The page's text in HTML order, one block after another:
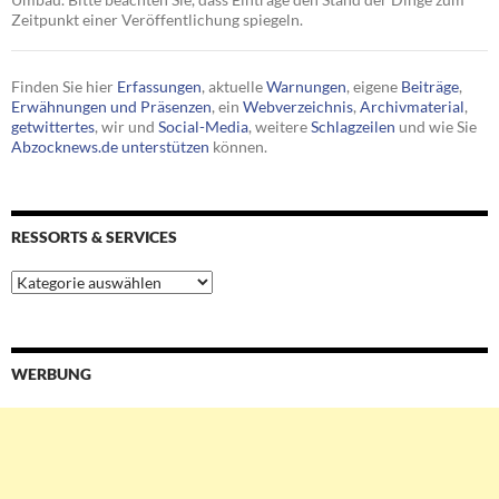
Zeitpunkt einer Veröffentlichung spiegeln.
Finden Sie hier Erfassungen, aktuelleWarnungen, eigene Beiträge,
Erwähnungen und Präsenzen, ein Webverzeichnis, Archivmaterial,
getwittertes, wir und Social-Media, weitereSchlagzeilen und wie Sie
Abzocknews.de unterstützen können.
RESSORTS & SERVICES
Ressorts
&
WERBUNG